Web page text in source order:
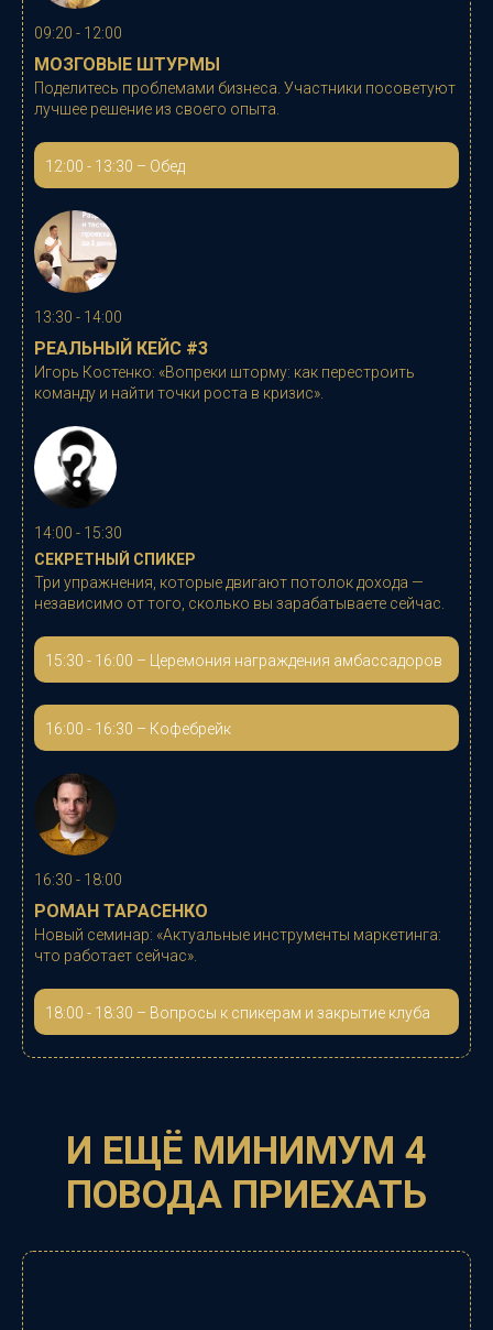
09:20 - 12:00
МОЗГОВЫЕ ШТУРМЫ
Поделитесь проблемами бизнеса. Участники посоветуют
лучшее решение из своего опыта.
12:00 - 13:30 – Обед
13:30 - 14:00
РЕАЛЬНЫЙ КЕЙС #3
Игорь Костенко: «Вопреки шторму: как перестроить
команду и найти точки роста в кризис».
14:00 - 15:30
СЕКРЕТНЫЙ СПИКЕР
Три упражнения, которые двигают потолок дохода —
независимо от того, сколько вы зарабатываете сейчас.
15:30 - 16:00 – Церемония награждения амбассадоров
16:00 - 16:30 – Кофебрейк
16:30 - 18:00
РОМАН ТАРАСЕНКО
Новый семинар: «Актуальные инструменты маркетинга:
что работает сейчас».
18:00 - 18:30 – Вопросы к спикерам и закрытие клуба
И ЕЩЁ МИНИМУМ 4
ПОВОДА ПРИЕХАТЬ